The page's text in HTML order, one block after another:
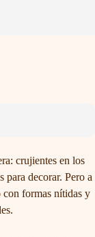
crujientes en los
para decorar. Pero a
con formas nítidas y